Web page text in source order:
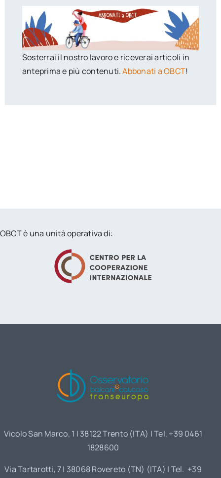
Sosterrai il nostro lavoro e riceverai articoli in
anteprima e più contenuti.Abbonati a OBCT!
OBCT è una unità operativa di:
Vicolo San Marco, 1 | 38122 Trento (ITA) | Tel. +39 0461
1828600
Via Tartarotti, 7 | 38068 Rovereto (TN) (ITA) | Tel. +39